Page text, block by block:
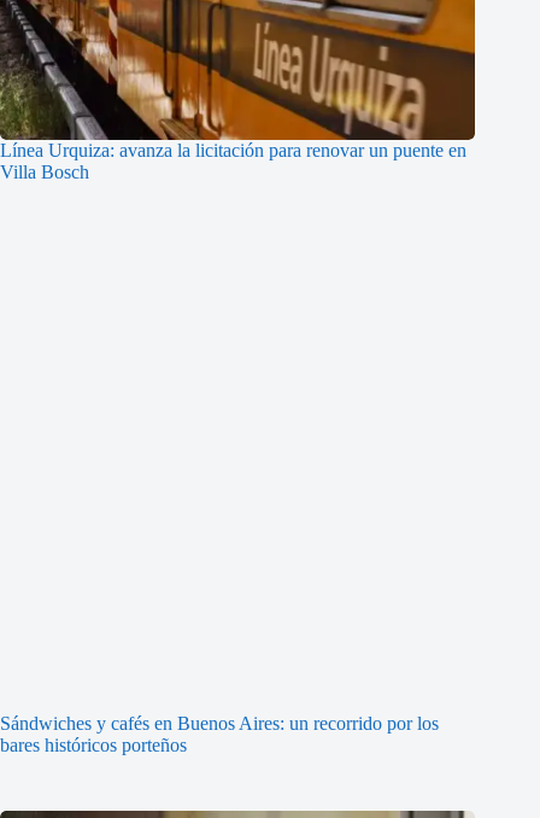
Línea Urquiza: avanza la licitación para renovar un puente en
Villa Bosch
Sándwiches y cafés en Buenos Aires: un recorrido por los
bares históricos porteños